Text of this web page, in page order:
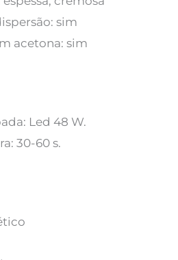
sim
acetona: sim
Led 48 W.
30-60 s.